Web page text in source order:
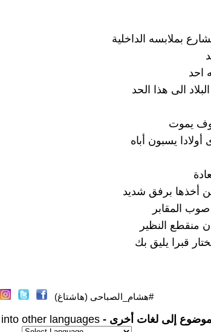
بملابسه الداخلية
احد
الى هذا الحد
يموت
يسبون أباه
أخذها برفق شديد
المقابر
منقطع النظير
قبرا يليق بك
#هشام_الصباحى (هاشتاغ)
إلى لغات أخرى - other languages